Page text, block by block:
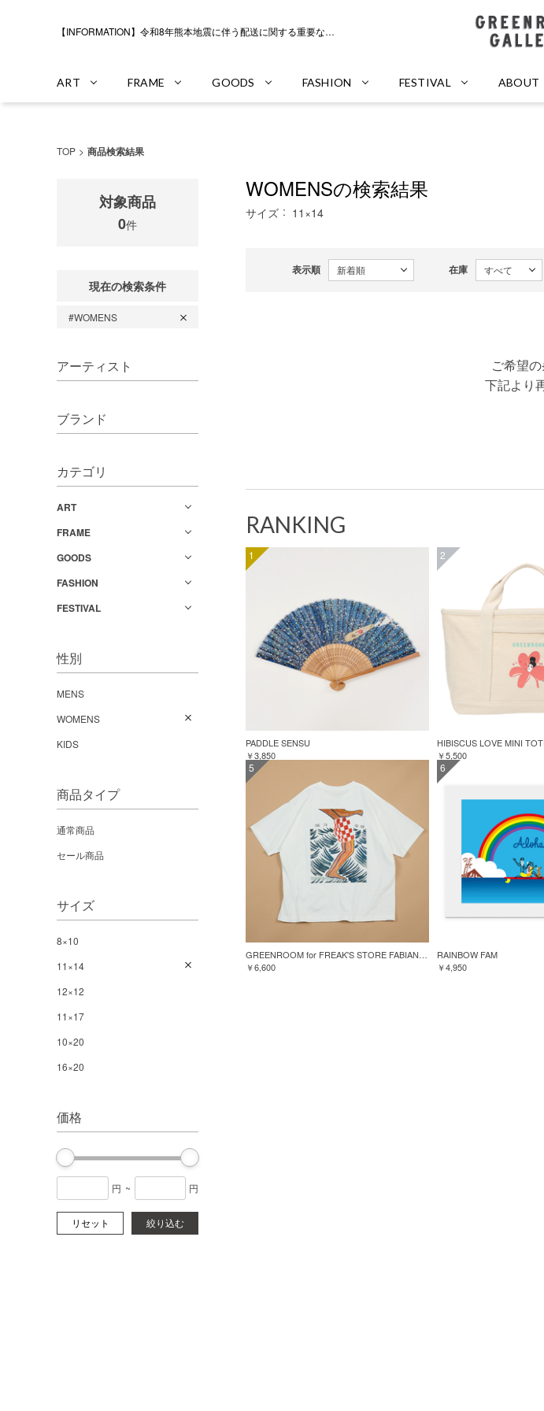
【INFORMATION】令和8年熊本地震に伴う配送に関する重要なお知らせ
ART FRAME GOODS FASHION FESTIVAL ABOUT
TOP 商品検索結果
対象商品
0件
現在の検索条件
#WOMENS
アーティスト
ブランド
カテゴリ
ART
FRAME
GOODS
FASHION
FESTIVAL
性別
MENS
WOMENS
KIDS
商品タイプ
通常商品
セール商品
サイズ
8×10
11×14
12×12
11×17
10×20
16×20
価格
円 ~ 円
リセット 絞り込む
WOMENSの検索結果
サイズ 11×14
表示順 在庫
ご希望
下記より
RANKING
1
PADDLE SENSU
￥3,850
2
HIBISCUS LOVE MINI
￥5,500
5
GREENROOM for FREAK'S STORE FABIAN LAVATER S/S TEE
￥6,600
6
RAINBOW FAM
￥4,950